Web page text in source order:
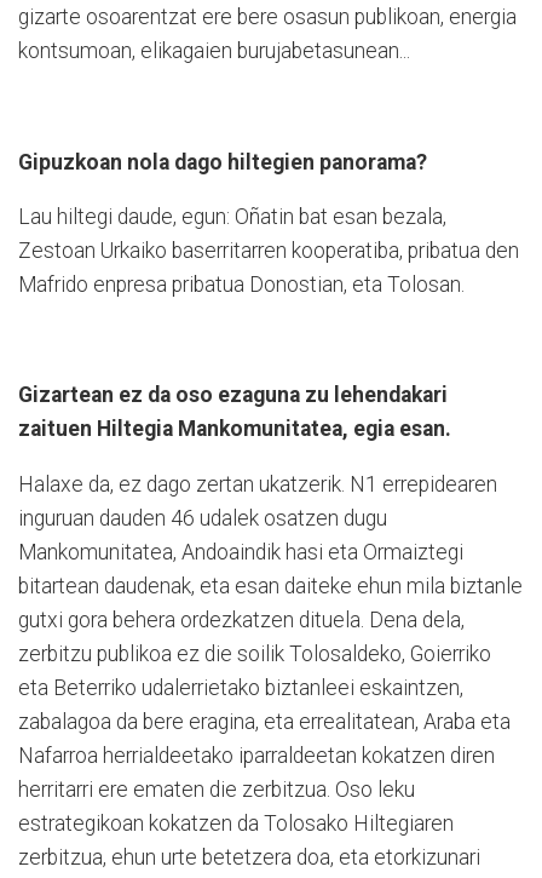
gizarte osoarentzat ere bere osasun publikoan, energia
kontsumoan, elikagaien burujabetasunean...
Gipuzkoan nola dago hiltegien panorama?
Lau hiltegi daude, egun: Oñatin bat esan bezala,
Zestoan Urkaiko baserritarren kooperatiba, pribatua den
Mafrido enpresa pribatua Donostian, eta Tolosan.
Gizartean ez da oso ezaguna zu lehendakari
zaituen Hiltegia Mankomunitatea, egia esan.
Halaxe da, ez dago zertan ukatzerik. N1 errepidearen
inguruan dauden 46 udalek osatzen dugu
Mankomunitatea, Andoaindik hasi eta Ormaiztegi
bitartean daudenak, eta esan daiteke ehun mila biztanle
gutxi gora behera ordezkatzen dituela. Dena dela,
zerbitzu publikoa ez die soilik Tolosaldeko, Goierriko
eta Beterriko udalerrietako biztanleei eskaintzen,
zabalagoa da bere eragina, eta errealitatean, Araba eta
Nafarroa herrialdeetako iparraldeetan kokatzen diren
herritarri ere ematen die zerbitzua. Oso leku
estrategikoan kokatzen da Tolosako Hiltegiaren
zerbitzua, ehun urte betetzera doa, eta etorkizunari